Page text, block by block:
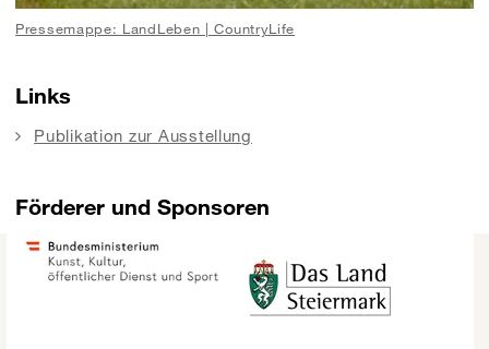
Pressemappe: LandLeben | CountryLife
Links
Publikation zur Ausstellung
Förderer und Sponsoren